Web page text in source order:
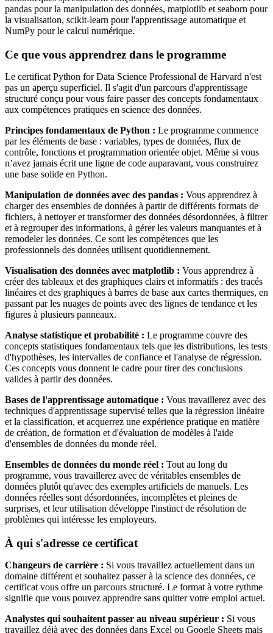
pandas pour la manipulation des données, matplotlib et seaborn pour
la visualisation, scikit-learn pour l'apprentissage automatique et
NumPy pour le calcul numérique.
Ce que vous apprendrez dans le programme
Le certificat Python for Data Science Professional de Harvard n'est
pas un aperçu superficiel. Il s'agit d'un parcours d'apprentissage
structuré conçu pour vous faire passer des concepts fondamentaux
aux compétences pratiques en science des données.
Principes fondamentaux de Python : Le programme commence
par les éléments de base : variables, types de données, flux de
contrôle, fonctions et programmation orientée objet. Même si vous
n’avez jamais écrit une ligne de code auparavant, vous construirez
une base solide en Python.
Manipulation de données avec des pandas : Vous apprendrez à
charger des ensembles de données à partir de différents formats de
fichiers, à nettoyer et transformer des données désordonnées, à filtrer
et à regrouper des informations, à gérer les valeurs manquantes et à
remodeler les données. Ce sont les compétences que les
professionnels des données utilisent quotidiennement.
Visualisation des données avec matplotlib : Vous apprendrez à
créer des tableaux et des graphiques clairs et informatifs : des tracés
linéaires et des graphiques à barres de base aux cartes thermiques, en
passant par les nuages ​​de points avec des lignes de tendance et les
figures à plusieurs panneaux.
Analyse statistique et probabilité : Le programme couvre des
concepts statistiques fondamentaux tels que les distributions, les tests
d'hypothèses, les intervalles de confiance et l'analyse de régression.
Ces concepts vous donnent le cadre pour tirer des conclusions
valides à partir des données.
Bases de l'apprentissage automatique : Vous travaillerez avec des
techniques d'apprentissage supervisé telles que la régression linéaire
et la classification, et acquerrez une expérience pratique en matière
de création, de formation et d'évaluation de modèles à l'aide
d'ensembles de données du monde réel.
Ensembles de données du monde réel : Tout au long du
programme, vous travaillerez avec de véritables ensembles de
données plutôt qu'avec des exemples artificiels de manuels. Les
données réelles sont désordonnées, incomplètes et pleines de
surprises, et leur utilisation développe l'instinct de résolution de
problèmes qui intéresse les employeurs.
À qui s'adresse ce certificat
Changeurs de carrière : Si vous travaillez actuellement dans un
domaine différent et souhaitez passer à la science des données, ce
certificat vous offre un parcours structuré. Le format à votre rythme
signifie que vous pouvez apprendre sans quitter votre emploi actuel.
Analystes qui souhaitent passer au niveau supérieur : Si vous
travaillez déjà avec des données dans Excel ou Google Sheets mais